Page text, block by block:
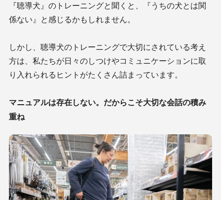
『聴導犬』のトレーニングと聞くと、『うちの犬とは関
係ない』と感じるかもしれません。
しかし、聴導犬のトレーニングで大切にされている考え
方は、私たちが日々のしつけやコミュニケーションに取
り入れられるヒントがたくさん詰まっています。
マニュアルは存在しない。だからこそ大切な会話の積み
重ね